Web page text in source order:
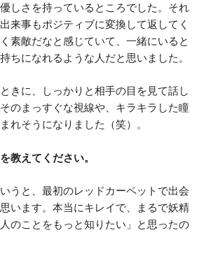
しさを持っているところでした。それ
来事もポジティブに変換して返してく
素敵だなと感じていて、一緒にいると
ちになれるような人だと思いました。
きに、しっかりと相手の目を見て話し
のまっすぐな視線や、キラキラした瞳
れそうになりました（笑）。
えてください。
うと、最初のレッドカーペットで出会
います。本当にキレイで、まるで妖精
のことをもっと知りたい」と思ったの